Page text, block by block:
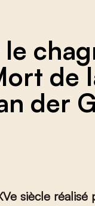
de
der
e siècle réalisé